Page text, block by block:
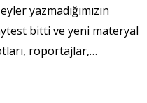
yazmadığımızın
bitti ve yeni materyal
röportajlar,…